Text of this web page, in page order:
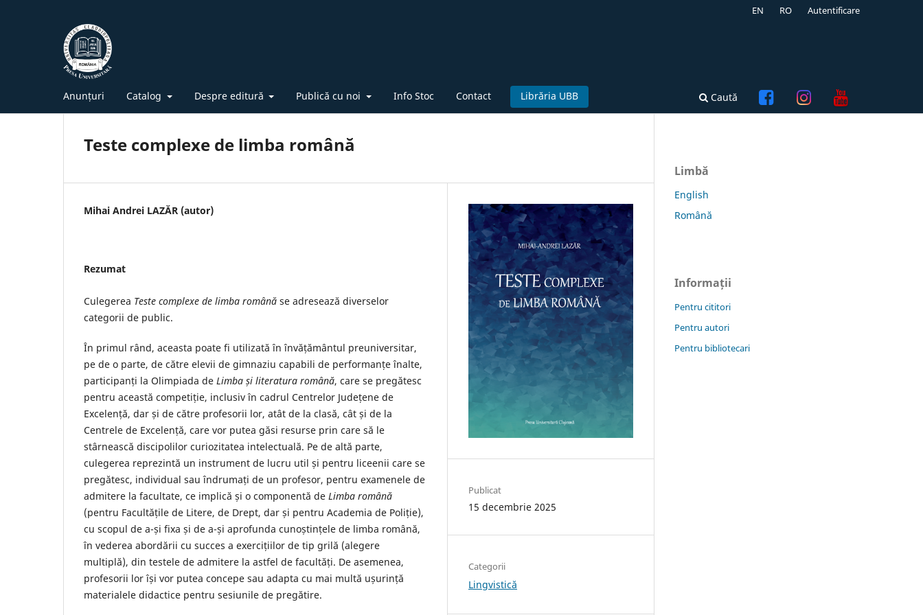
Anunțuri Catalog Despre editură Publică cu noi Info Stoc Contact Librăria UBB Caută
EN RO Autentificare
Teste complexe de limba română
Mihai Andrei LAZĂR (autor)
Rezumat
Culegerea Teste complexe de limba română se adresează diverselor
categorii de public.
În primul rând, aceasta poate fi utilizată în învățământul preuniversitar,
pe de o parte, de către elevii de gimnaziu capabili de performanțe înalte,
participanți la Olimpiada de Limba și literatura română, care se pregătesc
pentru această competiție, inclusiv în cadrul Centrelor Județene de
Excelență, dar și de către profesorii lor, atât de la clasă, cât și de la
Centrele de Excelență, care vor putea găsi resurse prin care să le
stârnească discipolilor curiozitatea intelectuală. Pe de altă parte,
culegerea reprezintă un instrument de lucru util și pentru liceenii care se
pregătesc, individual sau îndrumați de un profesor, pentru examenele de
admitere la facultate, ce implică și o componentă de Limba română
(pentru Facultățile de Litere, de Drept, dar și pentru Academia de Poliție),
cu scopul de a-și fixa și de a-și aprofunda cunoștințele de limba română,
în vederea abordării cu succes a exercițiilor de tip grilă (alegere
multiplă), din testele de admitere la astfel de facultăți. De asemenea,
profesorii lor își vor putea concepe sau adapta cu mai multă ușurință
materialele didactice pentru sesiunile de pregătire.
Publicat
15 decembrie 2025
Categorii
Lingvistică
Limbă
English
Română
Informații
Pentru cititori
Pentru autori
Pentru bibliotecari